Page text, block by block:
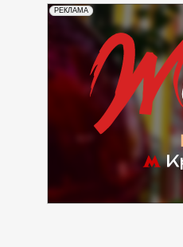
РЕКЛАМА